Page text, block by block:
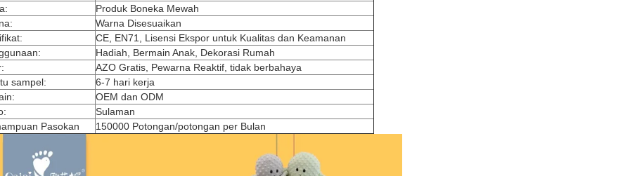
Produk Boneka Mewah
Warna Disesuaikan
CE, EN71, Lisensi Ekspor untuk Kualitas dan Keamanan
Hadiah, Bermain Anak, Dekorasi Rumah
AZO Gratis, Pewarna Reaktif, tidak berbahaya
sampel:
6-7 hari kerja
OEM dan ODM
Sulaman
Pasokan
150000 Potongan/potongan per Bulan